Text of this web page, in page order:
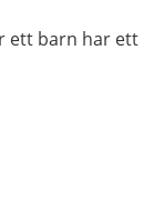
ett barn har ett